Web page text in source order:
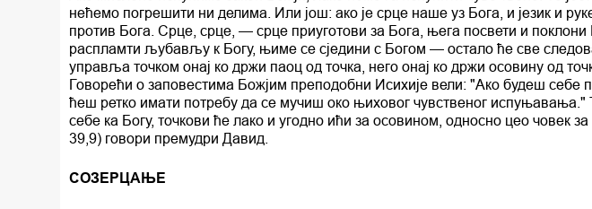
нећемо погрешити ни делима. Или још: ако је срце наше уз Бога, и језик и
против Бога. Срце, срце, — срце приуготови за Бога, њега посвети и
распламти љубављу к Богу, њиме се сједини с Богом — остало ће све
управља точком онај ко држи паоц од точка, него онај ко држи осовину од
Говорећи о заповестима Божјим преподобни Исихије вели: "Ако будеш себе
ћеш ретко имати потребу да се мучиш око њиховог чувственог испуњавања."
себе ка Богу, точкови ће лако и угодно ићи за осовином, односно цео човек
39,9) говори премудри Давид.
СОЗЕРЦАЊЕ